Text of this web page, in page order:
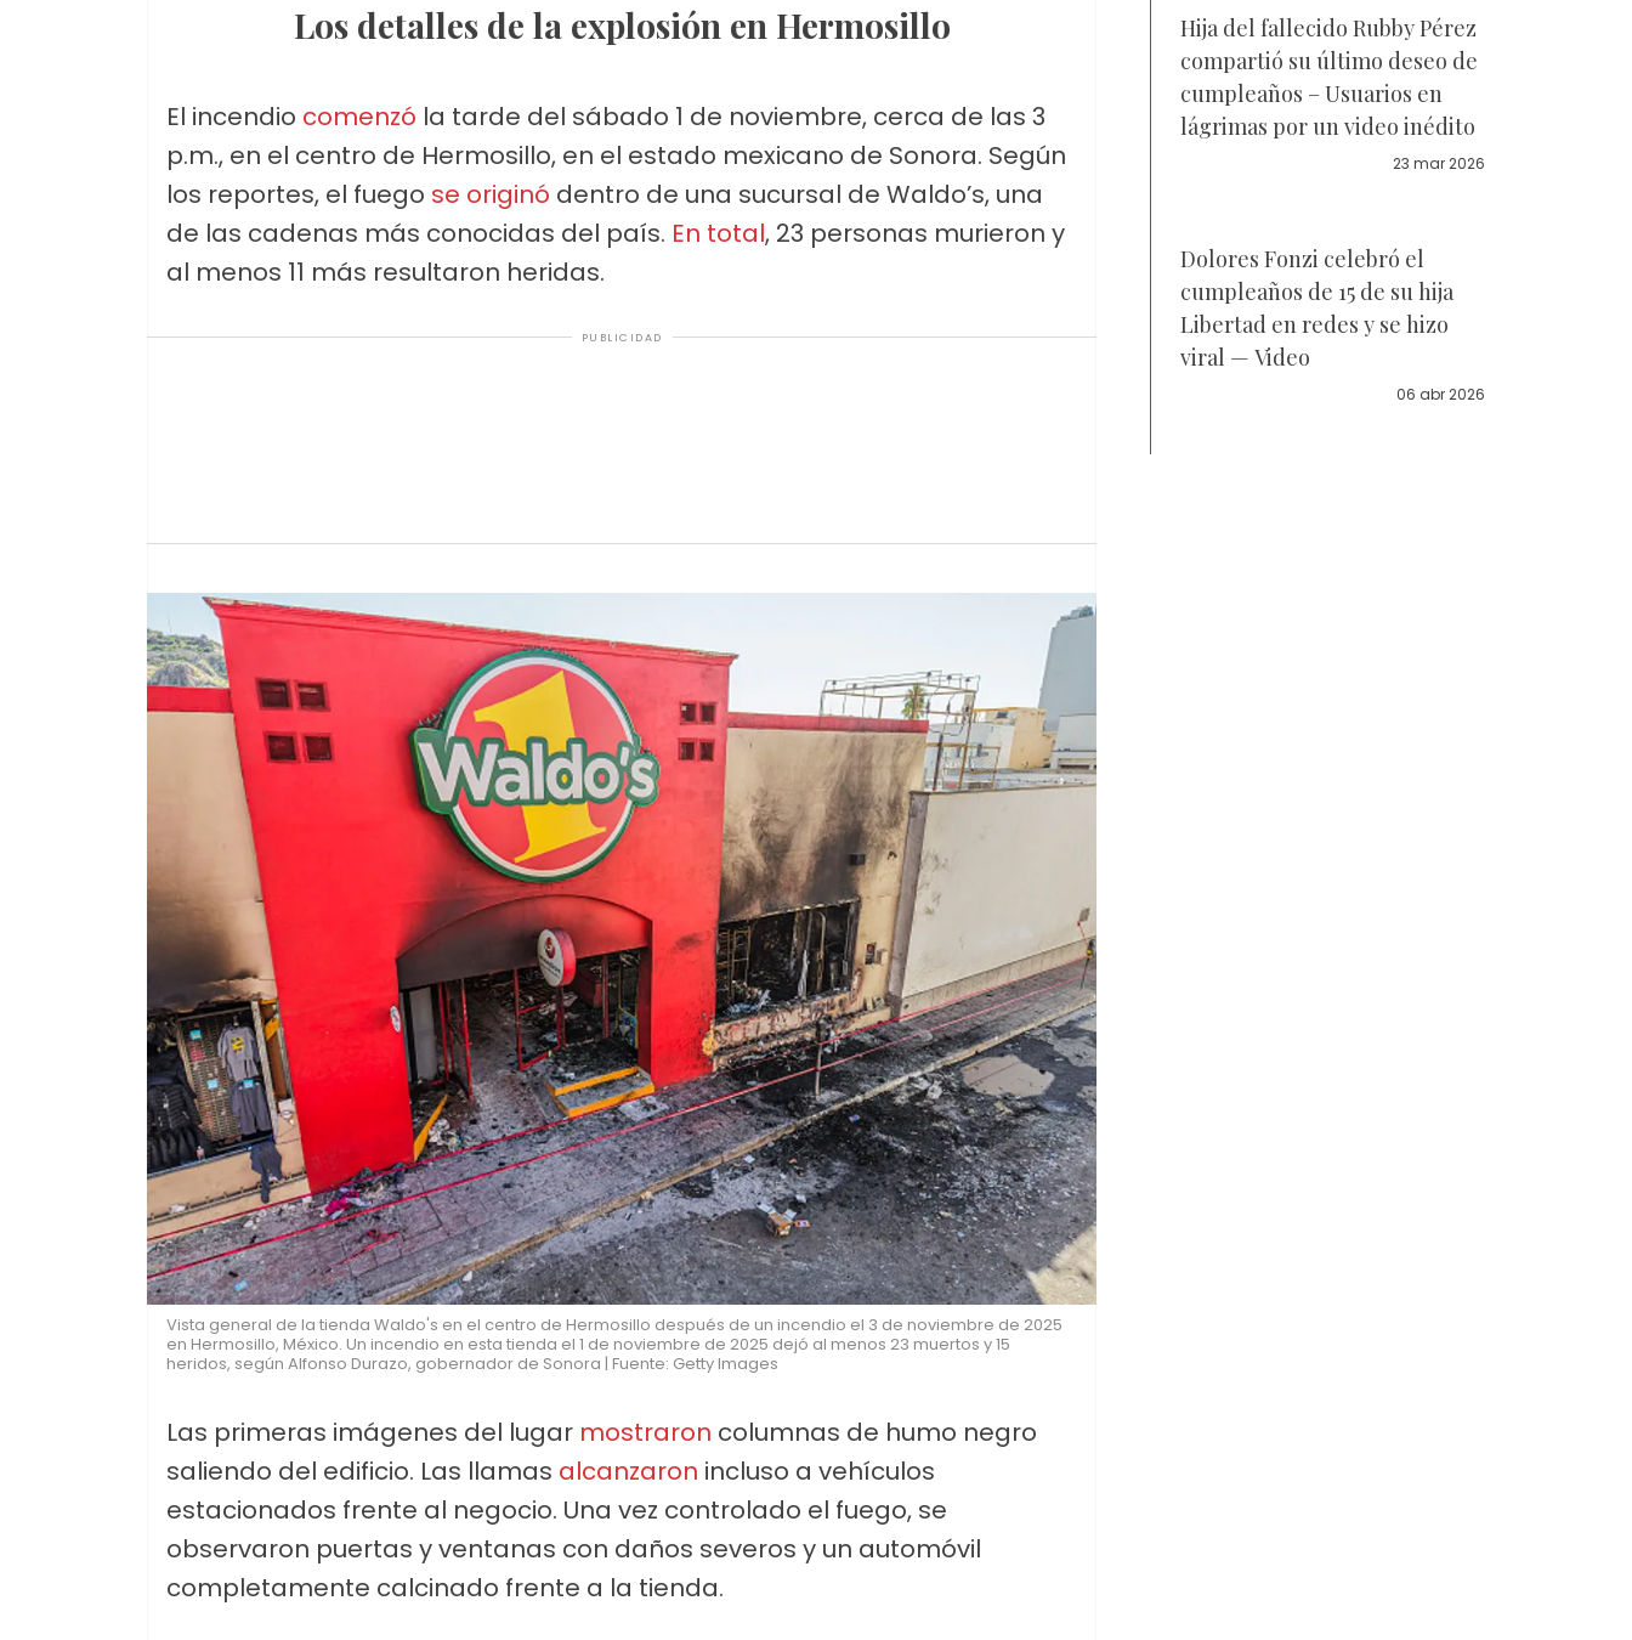
Los detalles de la explosión en Hermosillo
El incendio comenzó la tarde del sábado 1 de noviembre, cerca de las 3
p.m., en el centro de Hermosillo, en el estado mexicano de Sonora. Según
los reportes, el fuego se originó dentro de una sucursal de Waldo’s, una
de las cadenas más conocidas del país. En total, 23 personas murieron y
al menos 11 más resultaron heridas.
PUBLICIDAD
Vista general de la tienda Waldo's en el centro de Hermosillo después de un incendio el 3 de noviembre de 2025
en Hermosillo, México. Un incendio en esta tienda el 1 de noviembre de 2025 dejó al menos 23 muertos y 15
heridos, según Alfonso Durazo, gobernador de Sonora | Fuente: Getty Images
Las primeras imágenes del lugar mostraron columnas de humo negro
saliendo del edificio. Las llamas alcanzaron incluso a vehículos
estacionados frente al negocio. Una vez controlado el fuego, se
observaron puertas y ventanas con daños severos y un automóvil
completamente calcinado frente a la tienda.
Hija del fallecido Rubby Pérez
compartió su último deseo de
cumpleaños – Usuarios en
lágrimas por un video inédito
23 mar 2026
Dolores Fonzi celebró el
cumpleaños de 15 de su hija
Libertad en redes y se hizo
viral — Video
06 abr 2026